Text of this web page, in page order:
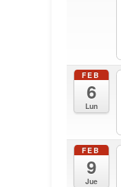
FEB
6
Lun
FEB
9
Jue